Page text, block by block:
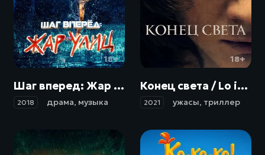
18+
Шаг вперед: Жар улиц / Somos Calentura: We Are The Heat (2018)
2018 драма, музыка
18+
Конец света / Lo inevitable (2021)
2021 ужасы, триллер